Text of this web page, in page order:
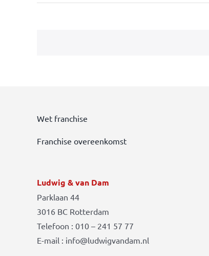
Wet franchise
Franchise overeenkomst
Ludwig & van Dam
Parklaan 44
3016 BC Rotterdam
Telefoon : 010 – 241 57 77
E-mail : info@ludwigvandam.nl